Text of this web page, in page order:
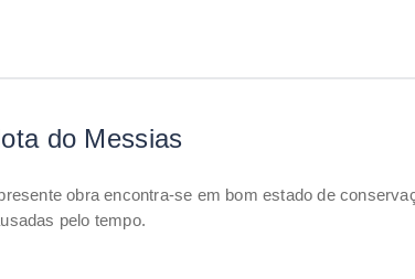
do Messias
obra encontra-se em bom estado de
pelo tempo.